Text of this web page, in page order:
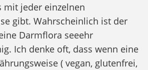
mit jeder einzelnen
gibt. Wahrscheinlich ist der
Darmflora seeehr
Ich denke oft, dass wenn eine
( vegan, glutenfrei,